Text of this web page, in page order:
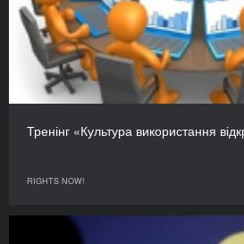
Тренінг «Культура використання
RIGHTS NOW!